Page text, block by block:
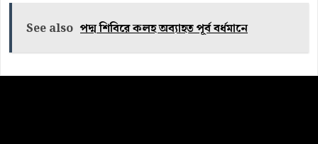
See also পদ্ম শিবিরে কলহ অব্যাহত পূর্ব বর্ধমানে